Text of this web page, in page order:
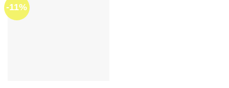
-11%